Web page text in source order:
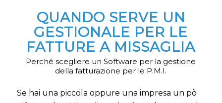
QUANDO SERVE UN
GESTIONALE PER LE
FATTURE A MISSAGLIA
Perché scegliere un Software per la gestione
della fatturazione per le P.M.I.
Se hai una piccola oppure una impresa un pò